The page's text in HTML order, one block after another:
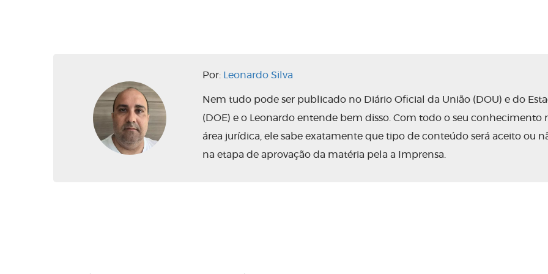
Por: Leonardo Silva
Nem tudo pode ser publicado no Diário Oficial da União (DOU) e do
(DOE) e o Leonardo entende bem disso. Com todo o seu conhecimento
área jurídica, ele sabe exatamente que tipo de conteúdo será aceito ou
na etapa de aprovação da matéria pela a Imprensa.